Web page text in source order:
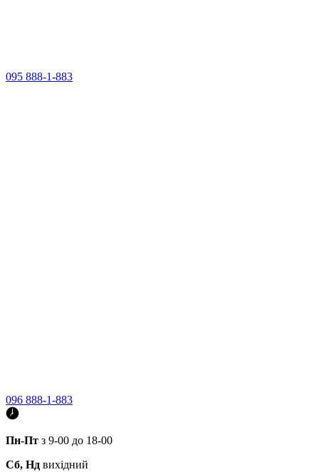
095 888-1-883
096 888-1-883
Пн-Пт з 9-00 до 18-00
Сб, Нд вихідний